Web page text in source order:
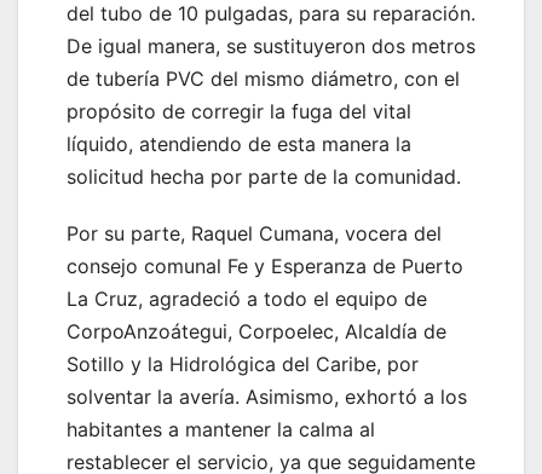
del tubo de 10 pulgadas, para su reparación.
De igual manera, se sustituyeron dos metros
de tubería PVC del mismo diámetro, con el
propósito de corregir la fuga del vital
líquido, atendiendo de esta manera la
solicitud hecha por parte de la comunidad.
Por su parte, Raquel Cumana, vocera del
consejo comunal Fe y Esperanza de Puerto
La Cruz, agradeció a todo el equipo de
CorpoAnzoátegui, Corpoelec, Alcaldía de
Sotillo y la Hidrológica del Caribe, por
solventar la avería. Asimismo, exhortó a los
habitantes a mantener la calma al
restablecer el servicio, ya que seguidamente